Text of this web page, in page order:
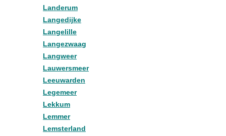
Landerum
Langedijke
Langelille
Langezwaag
Langweer
Lauwersmeer
Leeuwarden
Legemeer
Lekkum
Lemmer
Lemsterland